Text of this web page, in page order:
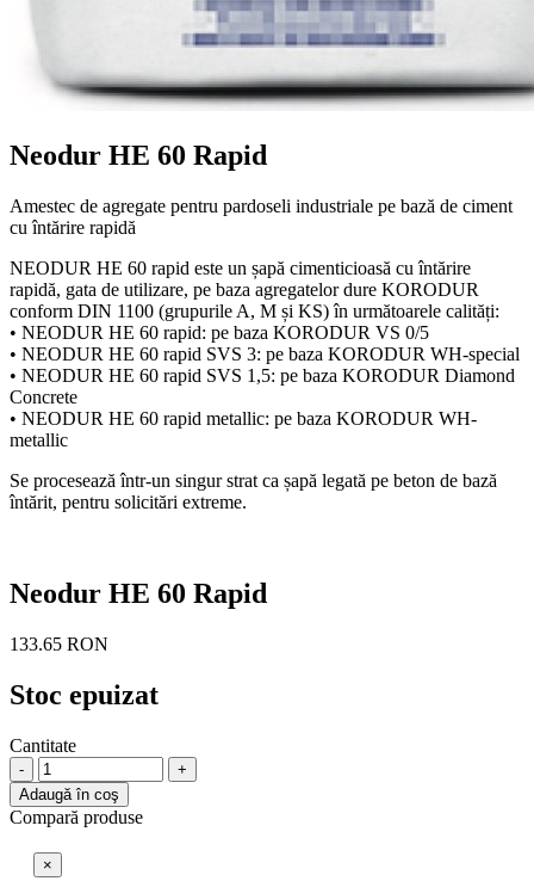
Neodur HE 60 Rapid
Amestec de agregate pentru pardoseli industriale pe bază de ciment
cu întărire rapidă
NEODUR HE 60 rapid este un șapă cimenticioasă cu întărire
rapidă, gata de utilizare, pe baza agregatelor dure KORODUR
conform DIN 1100 (grupurile A, M și KS) în următoarele calități:
• NEODUR HE 60 rapid: pe baza KORODUR VS 0/5
• NEODUR HE 60 rapid SVS 3: pe baza KORODUR WH-special
• NEODUR HE 60 rapid SVS 1,5: pe baza KORODUR Diamond
Concrete
• NEODUR HE 60 rapid metallic: pe baza KORODUR WH-
metallic
Se procesează într-un singur strat ca șapă legată pe beton de bază
întărit, pentru solicitări extreme.
Neodur HE 60 Rapid
133.65 RON
Stoc epuizat
Cantitate
-
+
Adaugă în coş
Compară produse
×